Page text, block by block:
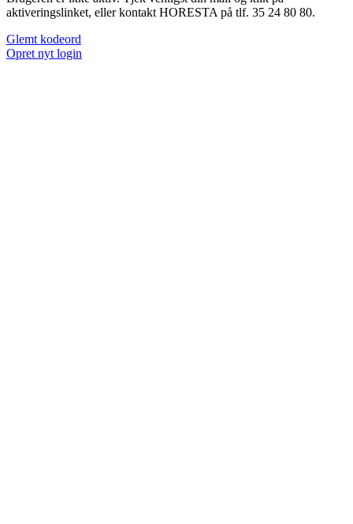
aktiveringslinket, eller kontakt HORESTA på tlf. 35 24 80 80.
Glemt kodeord
Opret nyt login